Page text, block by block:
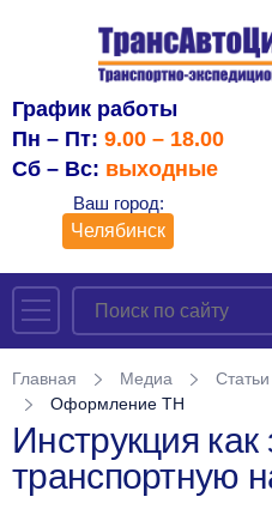
График работы
Пн – Пт: 9.00 – 18.00
Сб – Вс: выходные
Ваш город:
Челябинск
Главная Медиа Статьи
Оформление ТН
Инструкция как
транспортную